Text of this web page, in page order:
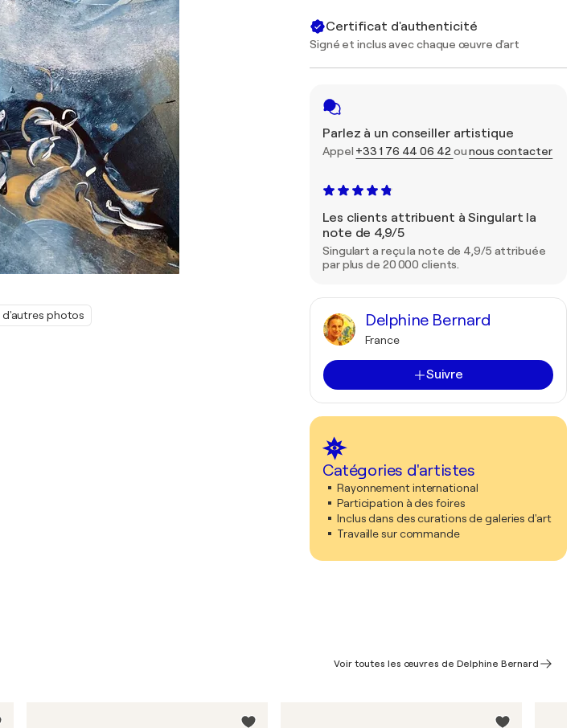
d'autres photos
Certificat d'authenticité
Signé et inclus avec chaque œuvre d'art
Parlez à un conseiller artistique
Appel +33 1 76 44 06 42 ounous contacter
Les clients attribuent à Singulart la
note de 4,9/5
Singulart a reçu la note de 4,9/5 attribuée
par plus de 20 000 clients.
Delphine Bernard
France
Suivre
Catégories d'artistes
Rayonnement international
Participation à des foires
Inclus dans des curations de galeries d'art
Travaille sur commande
Voir toutes les œuvres de Delphine Bernard